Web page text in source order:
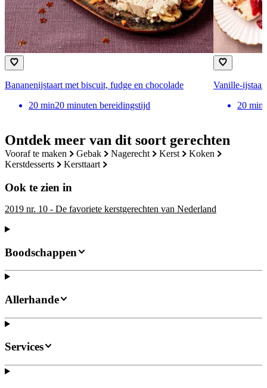
Ontdek meer van dit soort gerechten
vooraf te maken gebak nagerecht kerst
koken
kerstdesserts
kersttaart
Ook te zien in
2019 nr. 10 - De favoriete kerstgerechten van Nederland
Bananenijstaart met biscuit, fudge en chocolade
20 min20 minuten bereidingstijd
Vanille-
20 min
Boodschappen
Allerhande
Services